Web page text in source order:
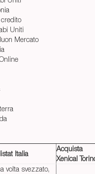
Uniti
Mercato
Italia
Acquista
Xenical
volta svezzato,